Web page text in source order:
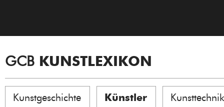
GCB KUNSTLEXIKON
Kunstgeschichte Künstler